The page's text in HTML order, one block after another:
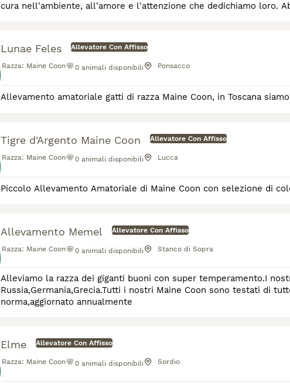
Lunae Feles Allevatore Con Affisso
Razza: Maine Coon 0 animali disponibili Ponsacco
Allevamento amatoriale gatti di razza Maine Coon, in Toscana
Tigre d'Argento Maine Coon Allevatore Con Affisso
Razza: Maine Coon 0 animali disponibili Lucca
Piccolo Allevamento Amatoriale di Maine Coon con selezione di
Allevamento Memel Allevatore Con Affisso
Razza: Maine Coon 0 animali disponibili Stanco di Sopra
Alleviamo la razza dei giganti buoni con super temperamento.I
Russia,Germania,Grecia.Tutti i nostri Maine Coon sono testati di
norma,aggiornato annualmente
Elme Allevatore Con Affisso
Razza: Maine Coon 0 animali disponibili Sordio